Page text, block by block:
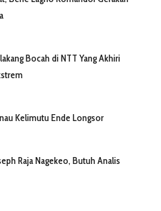
Bocah di NTT Yang Akhiri
Kelimutu Ende Longsor
Raja Nagekeo, Butuh Analis